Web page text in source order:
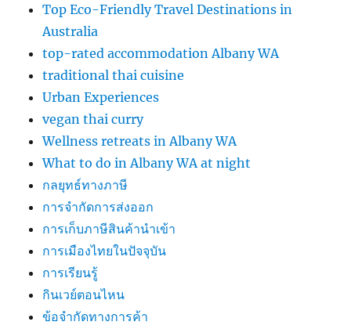
Top Eco-Friendly Travel Destinations in
Australia
top-rated accommodation Albany WA
traditional thai cuisine
Urban Experiences
vegan thai curry
Wellness retreats in Albany WA
What to do in Albany WA at night
กลยุทธ์ทางภาษี
การจำกัดการส่งออก
การเก็บภาษีสินค้านำเข้า
การเมืองไทยในปัจจุบัน
การเรียนรู้
กินเวย์ตอนไหน
ข้อจำกัดทางการค้า